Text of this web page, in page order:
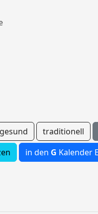
gesund traditionell
in den G Kalender